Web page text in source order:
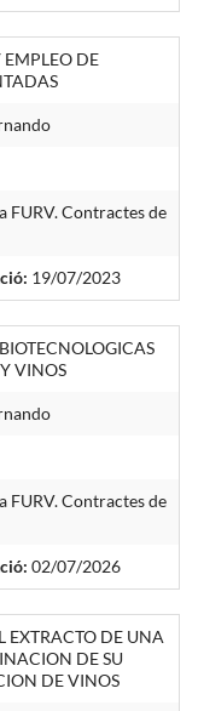
DE
FURV. Contractes de
19/07/2023
VINOS
FURV. Contractes de
02/07/2026
DE UNA
DE SU
DE VINOS